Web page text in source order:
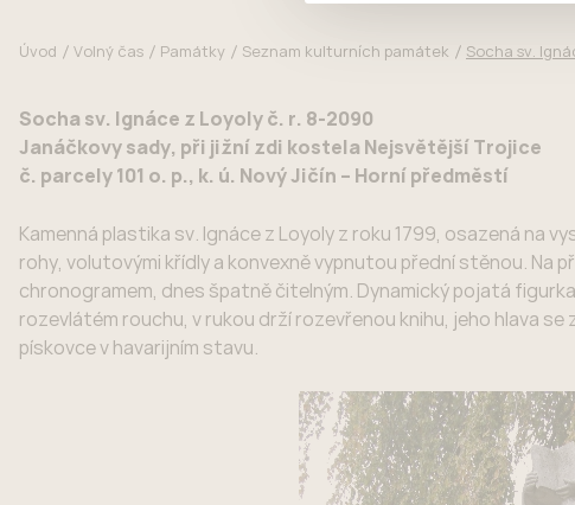
Úvod Volný čas Památky Seznam kulturních památek Socha sv.
Socha sv. Ignáce z Loyoly č. r. 8-2090
Janáčkovy sady, při jižní zdi kostela Nejsvětější Trojice
č. parcely 101 o. p., k. ú. Nový Jičín – Horní předměstí
Kamenná plastika sv. Ignáce z Loyoly z roku 1799, osazená na
rohy, volutovými křídly a konvexně vypnutou přední stěnou. Na
chronogramem, dnes špatně čitelným. Dynamický pojatá
rozevlátém rouchu, v rukou drží rozevřenou knihu, jeho hlava
pískovce v havarijním stavu.